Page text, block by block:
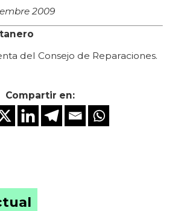
2009
del Consejo de Reparaciones.
Compartir en: